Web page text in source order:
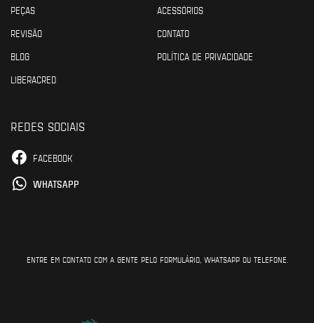
PEÇAS
ACESSÓRIOS
REVISÃO
CONTATO
BLOG
POLÍTICA DE PRIVACIDADE
LIBERACRED
REDES SOCIAIS
FACEBOOK
WHATSAPP
ENTRE EM CONTATO COM A GENTE PELO FORMULÁRIO, WHATSAPP OU TELEFONE.